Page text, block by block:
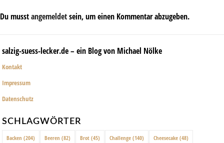
Du musstangemeldetsein, um einen Kommentar abzugeben.
salzig-suess-lecker.de – ein Blog von Michael Nölke
Kontakt
Impressum
Datenschutz
SCHLAGWÖRTER
Backen (204) Beeren (82) Brot (45) Challenge (140) Cheesecake (48)